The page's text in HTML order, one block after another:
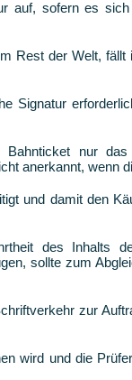
auf, sofern es
Rest der Welt,
Signatur
nur das
anerkannt, wenn
und damit den
des Inhalts
sollte zum
zur
wird und die